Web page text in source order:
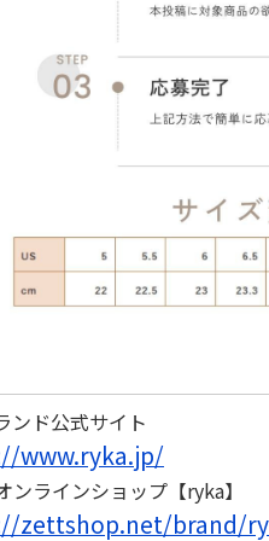
ンド公式サイト
www.ryka.jp/
ンラインショップ【ryka】
zettshop.net/brand/